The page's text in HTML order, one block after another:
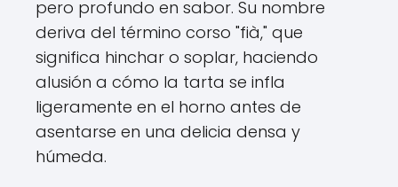
pero profundo en sabor. Su nombre
deriva del término corso "fià," que
significa hinchar o soplar, haciendo
alusión a cómo la tarta se infla
ligeramente en el horno antes de
asentarse en una delicia densa y
húmeda.